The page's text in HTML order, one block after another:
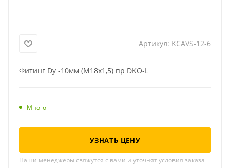
Артикул: KCAVS-12-6
Фитинг Dу -10мм (М18х1,5) пр DKO-L
Много
УЗНАТЬ ЦЕНУ
Наши менеджеры свяжутся с вами и уточнят условия заказа